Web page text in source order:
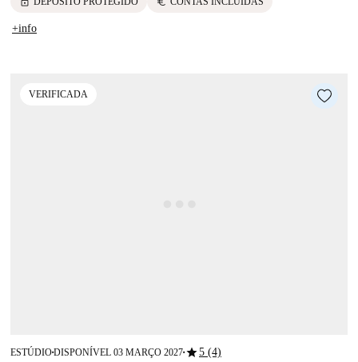
+info
VERIFICADA
ESTÚDIO■DISPONÍVEL 03 MARÇO 2027■star5 (4)